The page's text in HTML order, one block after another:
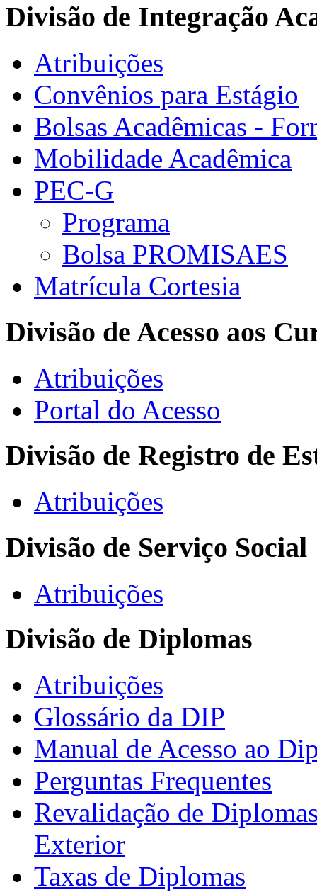
Divisão de Integração
Atribuições
Convênios para Estágio
Bolsas Acadêmicas -
Mobilidade Acadêmica
PEC-G
Programa
Bolsa PROMISAES
Matrícula Cortesia
Divisão de Acesso aos
Atribuições
Portal do Acesso
Divisão de Registro de
Atribuições
Divisão de Serviço Social
Atribuições
Divisão de Diplomas
Atribuições
Glossário da DIP
Manual de Acesso ao
Perguntas Frequentes
Revalidação de
Exterior
Taxas de Diplomas